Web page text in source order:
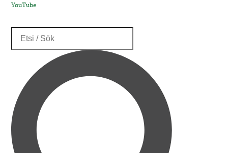
YouTube